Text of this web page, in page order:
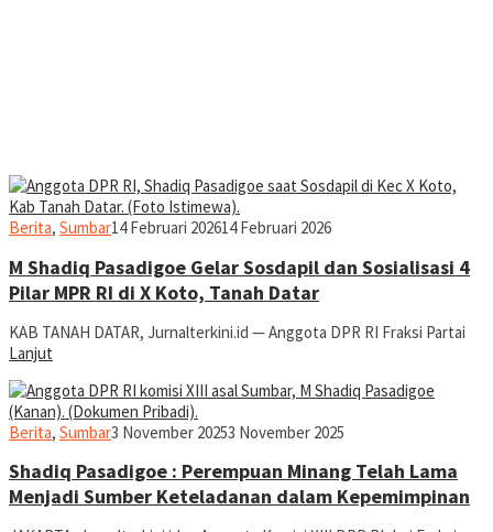
Berita, Sumbarjurnaldion
14 Februari 202614 Februari 2026
M Shadiq Pasadigoe Gelar Sosdapil dan Sosialisasi 4
Pilar MPR RI di X Koto, Tanah Datar
KAB TANAH DATAR, Jurnalterkini.id — Anggota DPR RI Fraksi Partai
Lanjut
Berita, Sumbarjurnaldion
3 November 20253 November 2025
Shadiq Pasadigoe : Perempuan Minang Telah Lama
Menjadi Sumber Keteladanan dalam Kepemimpinan